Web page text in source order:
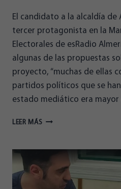
El candidato a la alcaldía de
tercer protagonista en la
Electorales de esRadio
algunas de las propuestas
proyecto, “muchas de ellas
partidos políticos que se
estado mediático era mayor
LEER MÁS MIRANDO
ENTREVISTA